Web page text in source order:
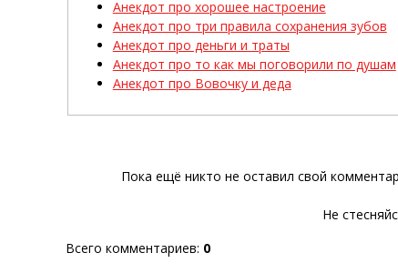
Анекдот про хорошее настроение
Анекдот про три правила сохранения зубов
Анекдот про деньги и траты
Анекдот про то как мы поговорили по душам
Анекдот про Вовочку и деда
Пока ещё никто не оставил свой
Не
Всего комментариев: 0